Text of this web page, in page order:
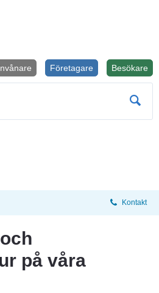
Besökare
Företagare
Kontakt
på våra